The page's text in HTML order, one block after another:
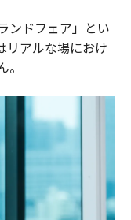
ンドフェア」とい
リアルな場におけ